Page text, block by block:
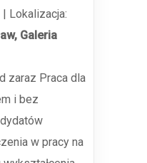
| Lokalizacja:
Galeria
zaraz Praca dla
i bez
w pracy na